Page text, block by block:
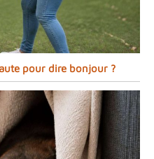
pour dire bonjour ?